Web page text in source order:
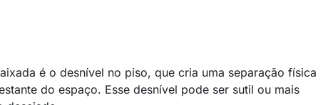
é o desnível no piso, que cria uma separação física
do espaço. Esse desnível pode ser sutil ou mais